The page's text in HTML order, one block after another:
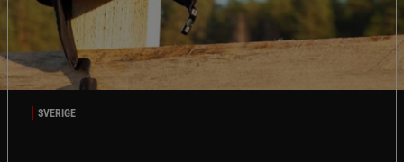
SVERIGE